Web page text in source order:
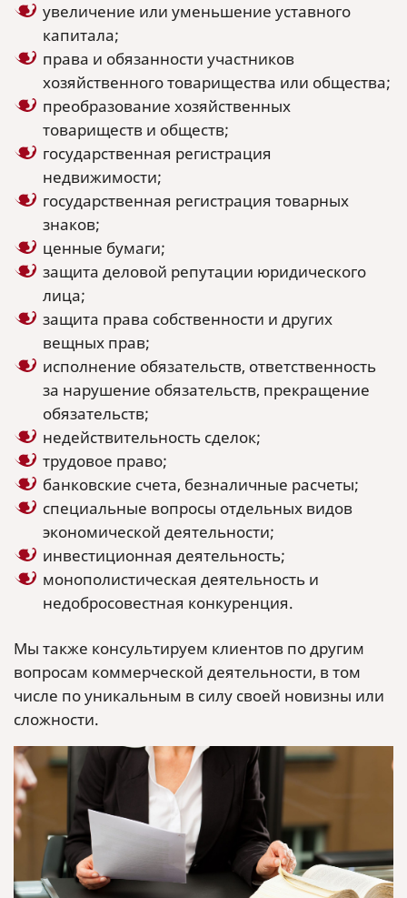
увеличение или уменьшение уставного
капитала;
права и обязанности участников
хозяйственного товарищества или общества;
преобразование хозяйственных
товариществ и обществ;
государственная регистрация
недвижимости;
государственная регистрация товарных
знаков;
ценные бумаги;
защита деловой репутации юридического
лица;
защита права собственности и других
вещных прав;
исполнение обязательств, ответственность
за нарушение обязательств, прекращение
обязательств;
недействительность сделок;
трудовое право;
банковские счета, безналичные расчеты;
специальные вопросы отдельных видов
экономической деятельности;
инвестиционная деятельность;
монополистическая деятельность и
недобросовестная конкуренция.
Мы также консультируем клиентов по другим
вопросам коммерческой деятельности, в том
числе по уникальным в силу своей новизны или
сложности.